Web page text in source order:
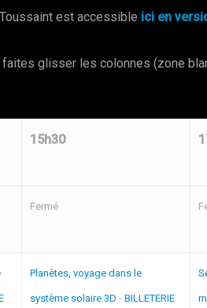
est accessible ici en
glisser les colonnes (zone
15h30
Fermé
Planètes, voyage dans le
système solaire 3D - BILLETERIE